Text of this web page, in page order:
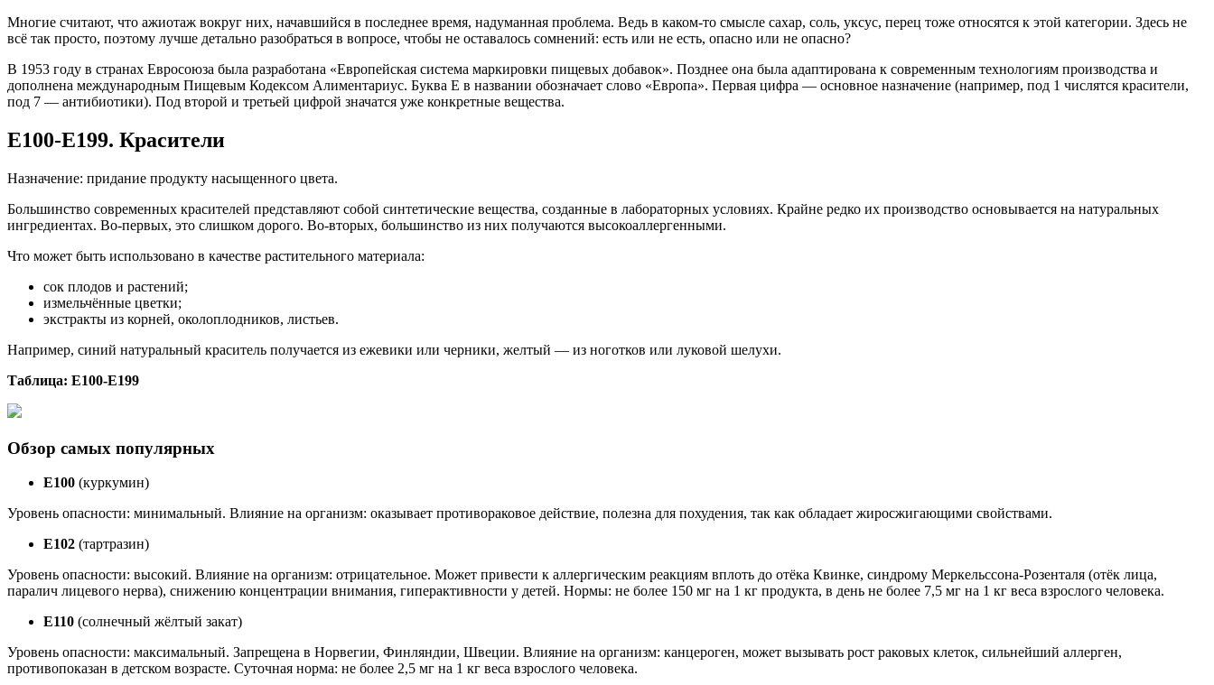
Многие считают, что ажиотаж вокруг них, начавшийся в последнее время, надуманная проблема. Ведь в каком-то смысле сахар, соль, уксус, перец тоже относятся к этой категории. Здесь не
всё так просто, поэтому лучше детально разобраться в вопросе, чтобы не оставалось сомнений: есть или не есть, опасно или не опасно?
В 1953 году в странах Евросоюза была разработана «Европейская система маркировки пищевых добавок». Позднее она была адаптирована к современным технологиям производства и
дополнена международным Пищевым Кодексом Алиментариус. Буква Е в названии обозначает слово «Европа». Первая цифра — основное назначение (например, под 1 числятся красители,
под 7 — антибиотики). Под второй и третьей цифрой значатся уже конкретные вещества.
Е100-Е199. Красители
Назначение: придание продукту насыщенного цвета.
Большинство современных красителей представляют собой синтетические вещества, созданные в лабораторных условиях. Крайне редко их производство основывается на натуральных
ингредиентах. Во-первых, это слишком дорого. Во-вторых, большинство из них получаются высокоаллергенными.
Что может быть использовано в качестве растительного материала:
сок плодов и растений;
измельчённые цветки;
экстракты из корней, околоплодников, листьев.
Например, синий натуральный краситель получается из ежевики или черники, желтый — из ноготков или луковой шелухи.
Таблица: Е100-Е199
Обзор самых популярных
Е100 (куркумин)
Уровень опасности: минимальный. Влияние на организм: оказывает противораковое действие, полезна для похудения, так как обладает жиросжигающими свойствами.
Е102 (тартразин)
Уровень опасности: высокий. Влияние на организм: отрицательное. Может привести к аллергическим реакциям вплоть до отёка Квинке, синдрому Меркельссона-Розенталя (отёк лица,
паралич лицевого нерва), снижению концентрации внимания, гиперактивности у детей. Нормы: не более 150 мг на 1 кг продукта, в день не более 7,5 мг на 1 кг веса взрослого человека.
Е110 (солнечный жёлтый закат)
Уровень опасности: максимальный. Запрещена в Норвегии, Финляндии, Швеции. Влияние на организм: канцероген, может вызывать рост раковых клеток, сильнейший аллерген,
противопоказан в детском возрасте. Суточная норма: не более 2,5 мг на 1 кг веса взрослого человека.